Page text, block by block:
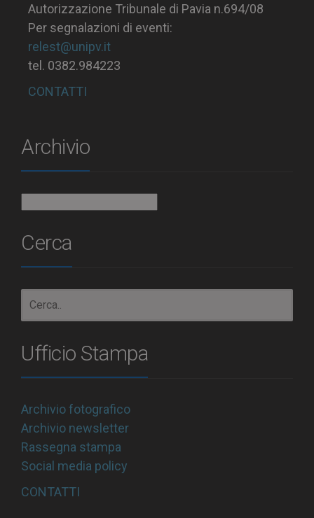
Autorizzazione Tribunale di Pavia n.694/08
Per segnalazioni di eventi:
relest@unipv.it
tel. 0382.984223
CONTATTI
Archivio
Cerca
Ufficio Stampa
Archivio fotografico
Archivio newsletter
Rassegna stampa
Social media policy
CONTATTI